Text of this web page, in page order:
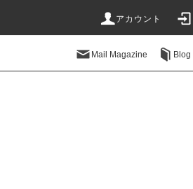
アカウント
Mail Magazine Blog